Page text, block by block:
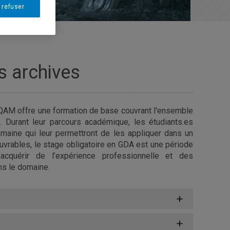
archives
offre une formation de base couvrant l'ensemble
leur parcours académique, les étudiants.es
qui leur permettront de les appliquer dans un
le stage obligatoire en GDA est une période
de l’expérience professionnelle et des
le domaine.
refuser